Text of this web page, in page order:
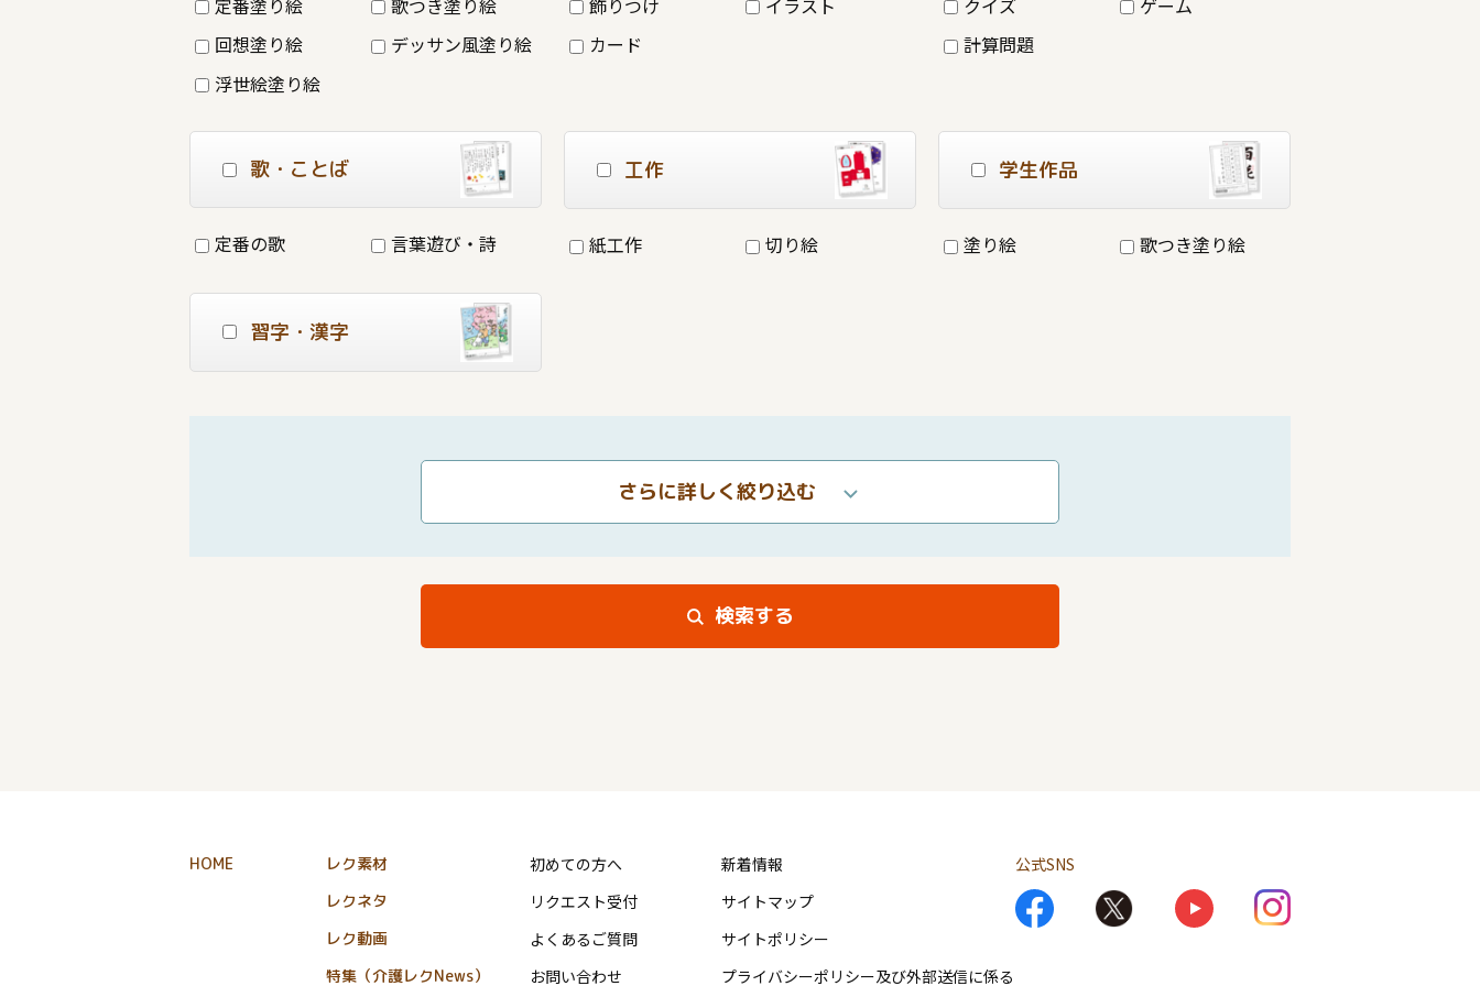
定番塗り絵
歌つき塗り絵
回想塗り絵
デッサン風塗り絵
浮世絵塗り絵
飾りつけ
イラスト
カード
クイズ
ゲーム
計算問題
歌・ことば
定番の歌 言葉遊び・詩
工作
紙工作 切り絵
学生作品
塗り絵 歌つき塗り絵
習字・漢字
さらに詳しく絞り込む
検索する
HOME
レク素材
レクネタ
レク動画
特集（介護レクNews）
初めての方へ
リクエスト受付
よくあるご質問
お問い合わせ
新着情報
サイトマップ
サイトポリシー
プライバシーポリシー及び外部送信に係る
公式SNS